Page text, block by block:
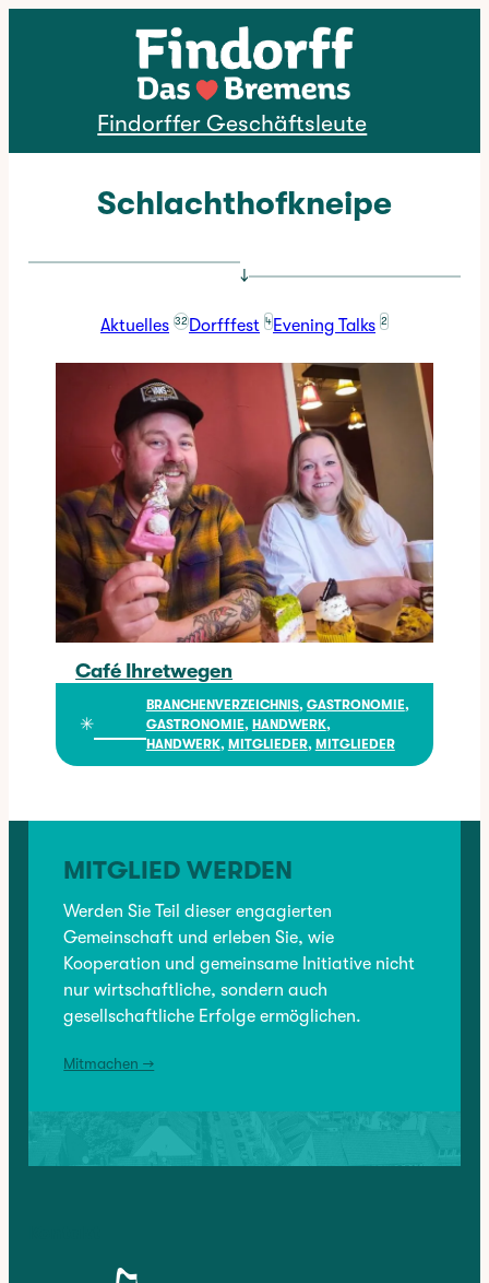
Direkt zum Inhalt
Findorffer Geschäftsleute
Schlachthofkneipe
↓
Aktuelles 32 Dorfffest 4 Evening Talks 2
Café Ihretwegen Café Ihretwegen
✳︎
BRANCHENVERZEICHNIS, GASTRONOMIE ,
GASTRONOMIE, HANDWERK ,
HANDWERK, MITGLIEDER, MITGLIEDER
MITGLIED WERDEN
Werden Sie Teil dieser engagierten
Gemeinschaft und erleben Sie, wie
Kooperation und gemeinsame Initiative nicht
nur wirtschaftliche, sondern auch
gesellschaftliche Erfolge ermöglichen.
Mitmachen →